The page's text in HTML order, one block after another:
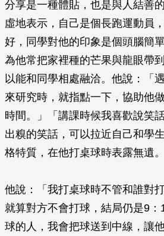
分享是一種體貼，也是與人結善
虛地表示，自己是個長跑運動員
好，同學對他的印象是個頭腦簡
為他常把家裡種的芒果與龍眼帶
以能和同學相處融洽。他說：「
來研究時，就指點一下，協助他
時間。」「講課時候我喜歡說笑
出糗的笑話，可以拉近自己和學
格特質，在他打桌球時表露無遺。
他說：「我打桌球時不管和誰對
就算對方不會打球，結局仍是9
球的人，我會把球送到中線，讓